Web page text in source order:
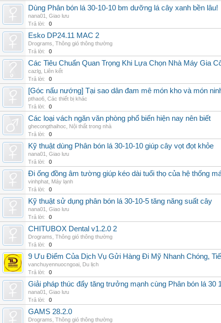
Dùng Phân bón lá 30-10-10 bm dưỡng lá cây xanh bền lâu!
nana01
Giao lưu
Trả lời:
0
Esko DP24.11 MAC 2
Drograms Thông gió thông thường
Trả lời:
0
Các Tiêu Chuẩn Quan Trọng Khi Lựa Chọn Nhà Máy Gia
cazlg Liên kết
Trả lời:
0
[Góc nấu nướng] Tại sao dân đam mê món kho và món
pthao6 Các thiết bị khác
Trả lời:
0
Các loại vách ngăn văn phòng phổ biến hiện nay nên biết
ghecongthaihoc
Nội thất trong nhà
Trả lời:
0
Kỹ thuật dùng Phân bón lá 30-10-10 giúp cây vọt đọt khỏe
nana01
Giao lưu
Trả lời:
0
Đi ống đồng âm tường giúp kéo dài tuổi thọ của hệ thống
vinhphat Máy lạnh
Trả lời:
0
Kỹ thuật sử dụng phân bón lá 30-10-5 tăng năng suất cây
nana01
Giao lưu
Trả lời:
0
CHITUBOX Dental v1.2.0 2
Drograms Thông gió thông thường
Trả lời:
0
9 Ưu Điểm Của Dịch Vụ Gửi Hàng Đi Mỹ Nhanh Chóng,
vanchuyennuocngoai Du lịch
Trả lời:
0
Giải pháp thúc đẩy tăng trưởng mạnh cùng Phân bón lá 30
nana01
Giao lưu
Trả lời:
0
GAMS 28.2.0
Drograms Thông gió thông thường